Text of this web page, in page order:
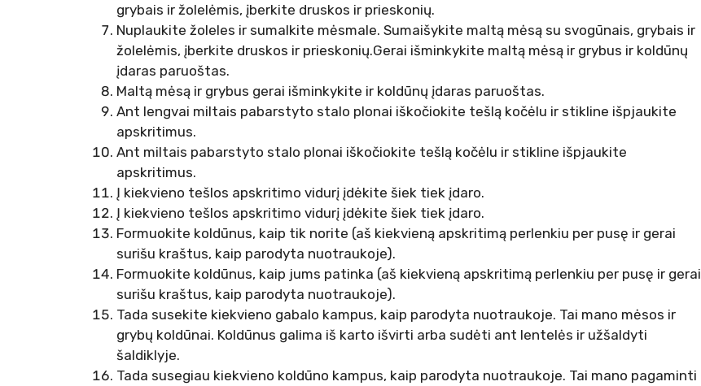
grybais ir žolelėmis, įberkite druskos ir prieskonių.
Nuplaukite žoleles ir sumalkite mėsmale. Sumaišykite maltą mėsą su svogūnais, grybais ir
žolelėmis, įberkite druskos ir prieskonių.Gerai išminkykite maltą mėsą ir grybus ir koldūnų
įdaras paruoštas.
Maltą mėsą ir grybus gerai išminkykite ir koldūnų įdaras paruoštas.
Ant lengvai miltais pabarstyto stalo plonai iškočiokite tešlą kočėlu ir stikline išpjaukite
apskritimus.
Ant miltais pabarstyto stalo plonai iškočiokite tešlą kočėlu ir stikline išpjaukite
apskritimus.
Į kiekvieno tešlos apskritimo vidurį įdėkite šiek tiek įdaro.
Į kiekvieno tešlos apskritimo vidurį įdėkite šiek tiek įdaro.
Formuokite koldūnus, kaip tik norite (aš kiekvieną apskritimą perlenkiu per pusę ir gerai
surišu kraštus, kaip parodyta nuotraukoje).
Formuokite koldūnus, kaip jums patinka (aš kiekvieną apskritimą perlenkiu per pusę ir gerai
surišu kraštus, kaip parodyta nuotraukoje).
Tada susekite kiekvieno gabalo kampus, kaip parodyta nuotraukoje. Tai mano mėsos ir
grybų koldūnai. Koldūnus galima iš karto išvirti arba sudėti ant lentelės ir užšaldyti
šaldiklyje.
Tada susegiau kiekvieno koldūno kampus, kaip parodyta nuotraukoje. Tai mano pagaminti